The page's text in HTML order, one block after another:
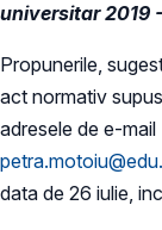
universitar 2019
Propunerile,
act normativ
adresele de e-mail
data de 26 iulie,